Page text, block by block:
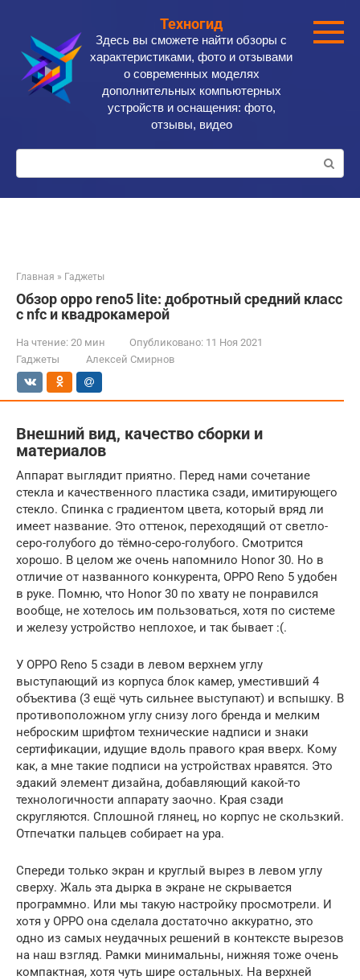
контенту
Техногид
Здесь вы сможете найти обзоры с
характеристиками, фото и отзывами
о современных моделях
дополнительных компьютерных
устройств и оснащения: фото,
отзывы, видео
Поиск:
Главная » Гаджеты
Обзор oppo reno5 lite: добротный средний класс
с nfc и квадрокамерой
На чтение: 20 мин Опубликовано: 11 Ноя 2021
Гаджеты
Алексей Смирнов
Внешний вид, качество сборки и
материалов
Аппарат выглядит приятно. Перед нами сочетание
стекла и качественного пластика сзади, имитирующего
стекло. Спинка с градиентом цвета, который вряд ли
имеет название. Это оттенок, переходящий от светло-
серо-голубого до тёмно-серо-голубого. Смотрится
хорошо. В целом же очень напомнило Honor 30. Но в
отличие от названного конкурента, OPPO Reno 5 удобен
в руке. Помню, что Honor 30 по хвату не понравился
вообще, не хотелось им пользоваться, хотя по системе
и железу устройство неплохое, и так бывает :(.
У OPPO Reno 5 сзади в левом верхнем углу
выступающий из корпуса блок камер, уместивший 4
объектива (3 ещё чуть сильнее выступают) и вспышку. В
противоположном углу снизу лого бренда и мелким
неброским шрифтом технические надписи и знаки
сертификации, идущие вдоль правого края вверх. Кому
как, а мне такие подписи на устройствах нравятся. Это
эдакий элемент дизайна, добавляющий какой-то
технологичности аппарату заочно. Края сзади
скругляются. Сплошной глянец, но корпус не скользкий.
Отпечатки пальцев собирает на ура.
Спереди только экран и круглый вырез в левом углу
сверху. Жаль эта дырка в экране не скрывается
программно. Или мы такую настройку просмотрели. И
хотя у OPPO она сделала достаточно аккуратно, это
одно из самых неудачных решений в контексте вырезов
на наш взгляд. Рамки минимальны, нижняя тоже очень
компактная, хотя чуть шире остальных. На верхней